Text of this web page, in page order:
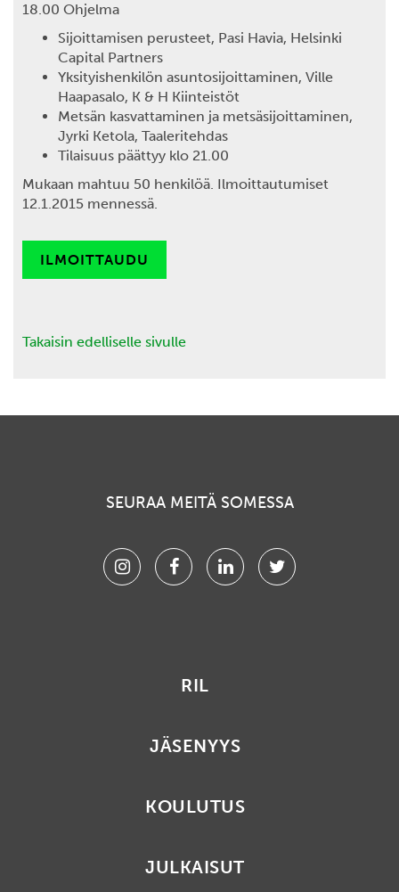
18.00 Ohjelma
Sijoittamisen perusteet, Pasi Havia, Helsinki
Capital Partners
Yksityishenkilön asuntosijoittaminen, Ville
Haapasalo, K & H Kiinteistöt
Metsän kasvattaminen ja metsäsijoittaminen,
Jyrki Ketola, Taaleritehdas
Tilaisuus päättyy klo 21.00
Mukaan mahtuu 50 henkilöä. Ilmoittautumiset
12.1.2015 mennessä.
ILMOITTAUDU
Takaisin edelliselle sivulle
SEURAA MEITÄ SOMESSA
InstagramFacebookLinkedinTwitter
RIL
JÄSENYYS
KOULUTUS
JULKAISUT